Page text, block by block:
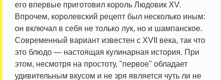
его впервые приготовил король Людовик XV.
Впрочем, королевский рецепт был несколько иным:
он включал в себя не только лук, но и шампанское.
Современный вариант известен с XVII века, так что
это блюдо — настоящая кулинарная история. При
этом, несмотря на простоту, "первое" обладает
удивительным вкусом и не зря является чуть ли не